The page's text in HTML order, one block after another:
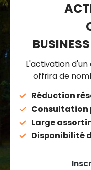
BUSINESS
L'activation
offrira de
Réduction
Consultation
Large
Disponibilité